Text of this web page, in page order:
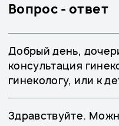
Вопрос - ответ
Добрый день,
консультация
гинекологу, или к
Здравствуйте.